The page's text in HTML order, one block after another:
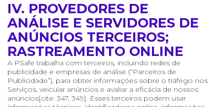
IV. PROVEDORES DE
ANÁLISE E SERVIDORES DE
ANÚNCIOS TERCEIROS;
RASTREAMENTO ONLINE
A PSafe trabalha com terceiros, incluindo redes de
publicidade e empresas de análise (“Parceiros de
Publicidade”), para obter informações sobre o tráfego nos
Serviços, veicular anúncios e avaliar a eficácia de nossos
anúncios[cite: 347, 349]. Esses terceiros podem usar